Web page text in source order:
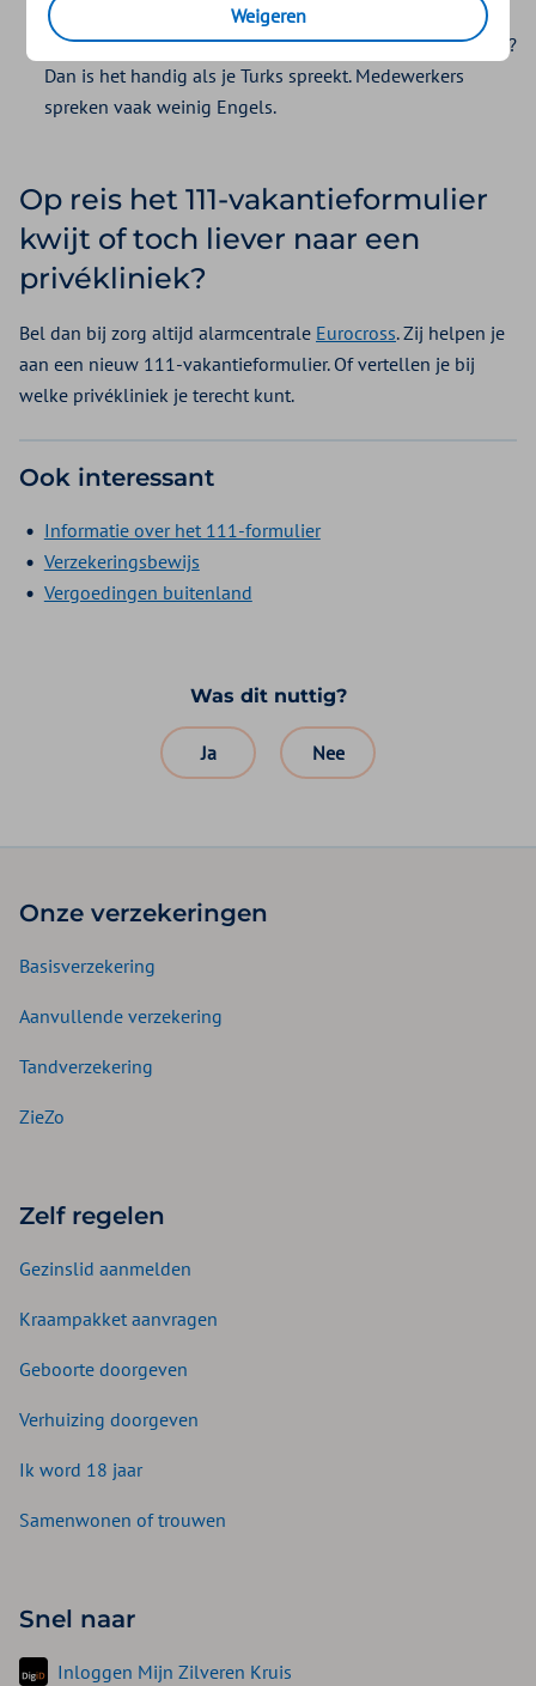
kunnen je vertellen waar een SGK-kantoor zit.
Wil je voor spoedeisende hulp naar een staatsziekenhuis?
Dan is het handig als je Turks spreekt. Medewerkers
spreken vaak weinig Engels.
Op reis het 111-vakantieformulier
kwijt of toch liever naar een
privékliniek?
Bel dan bij zorg altijd alarmcentrale Eurocross. Zij helpen je
aan een nieuw 111-vakantieformulier. Of vertellen je bij
welke privékliniek je terecht kunt.
Ook interessant
Informatie over het 111-formulier
Verzekeringsbewijs
Vergoedingen buitenland
Was dit nuttig?
Ja Nee
Onze verzekeringen
Basisverzekering
Aanvullende verzekering
Tandverzekering
ZieZo
Zelf regelen
Gezinslid aanmelden
Kraampakket aanvragen
Geboorte doorgeven
Verhuizing doorgeven
Ik word 18 jaar
Samenwonen of trouwen
Snel naar
Inloggen Mijn Zilveren Kruis
Weigeren